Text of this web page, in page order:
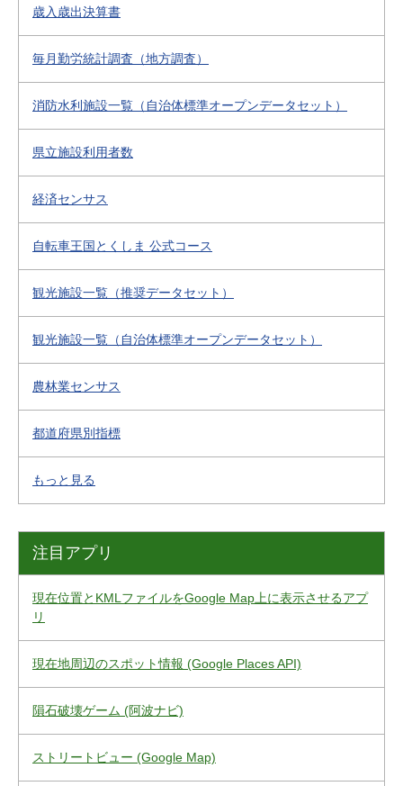
歳入歳出決算書
毎月勤労統計調査（地方調査）
消防水利施設一覧（自治体標準オープンデータセット）
県立施設利用者数
経済センサス
自転車王国とくしま 公式コース
観光施設一覧（推奨データセット）
観光施設一覧（自治体標準オープンデータセット）
農林業センサス
都道府県別指標
もっと見る
注目アプリ
現在位置とKMLファイルをGoogle Map上に表示させるアプ
リ
現在地周辺のスポット情報 (Google Places API)
隕石破壊ゲーム (阿波ナビ)
ストリートビュー (Google Map)